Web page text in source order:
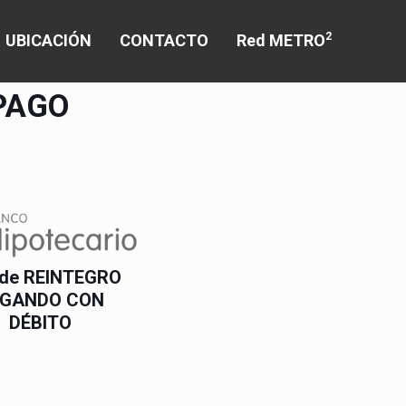
UBICACIÓN CONTACTO Red METRO2
REINTEGRO
CON
DÉBITO